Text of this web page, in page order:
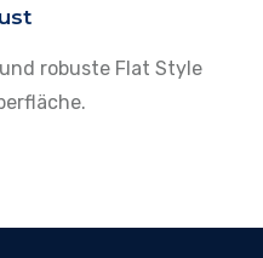
robuste Flat Style